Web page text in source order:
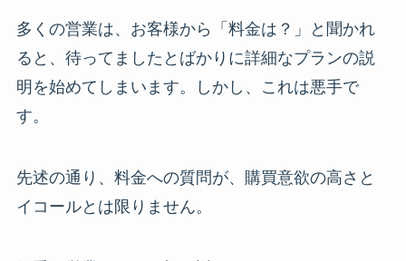
多くの営業は、お客様から「料金は？」と聞かれ
ると、待ってましたとばかりに詳細なプランの説
明を始めてしまいます。しかし、これは悪手で
す。
先述の通り、料金への質問が、購買意欲の高さと
イコールとは限りません。